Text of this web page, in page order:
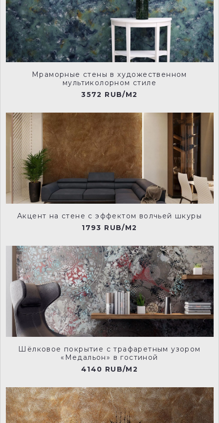
Мраморные стены в художественном
мультиколорном стиле
3572 RUB/M2
Акцент на стене с эффектом волчьей шкуры
1793 RUB/M2
Шёлковое покрытие с трафаретным узором
«Медальон» в гостиной
4140 RUB/M2